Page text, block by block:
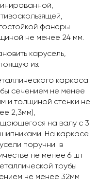
фанеры
не менее 24 мм.
карусель,
из:
каркаса
сечением не менее
и толщиной стенки не
2,3мм),
на валу с 3
На каркасе
поручни в
не менее 6 шт
трубы
не менее 32мм